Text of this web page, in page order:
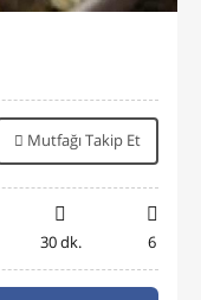
Mutfağı Takip Et
30 dk. 6